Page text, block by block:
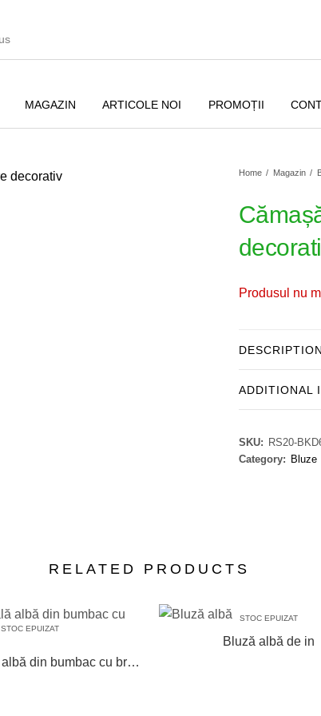
MAGAZIN ARTICOLE NOI PROMOȚII
Paltoane
Home / Magazin /
Produsul nu
DESCRIPTION
ADDITIONAL
SKU: RS20-
Category: Bluze
RELATED PRODUCTS
STOC EPUIZAT
Bluză formală albă din bumbac cu broderie
STOC EPUIZAT
Bluză albă de in